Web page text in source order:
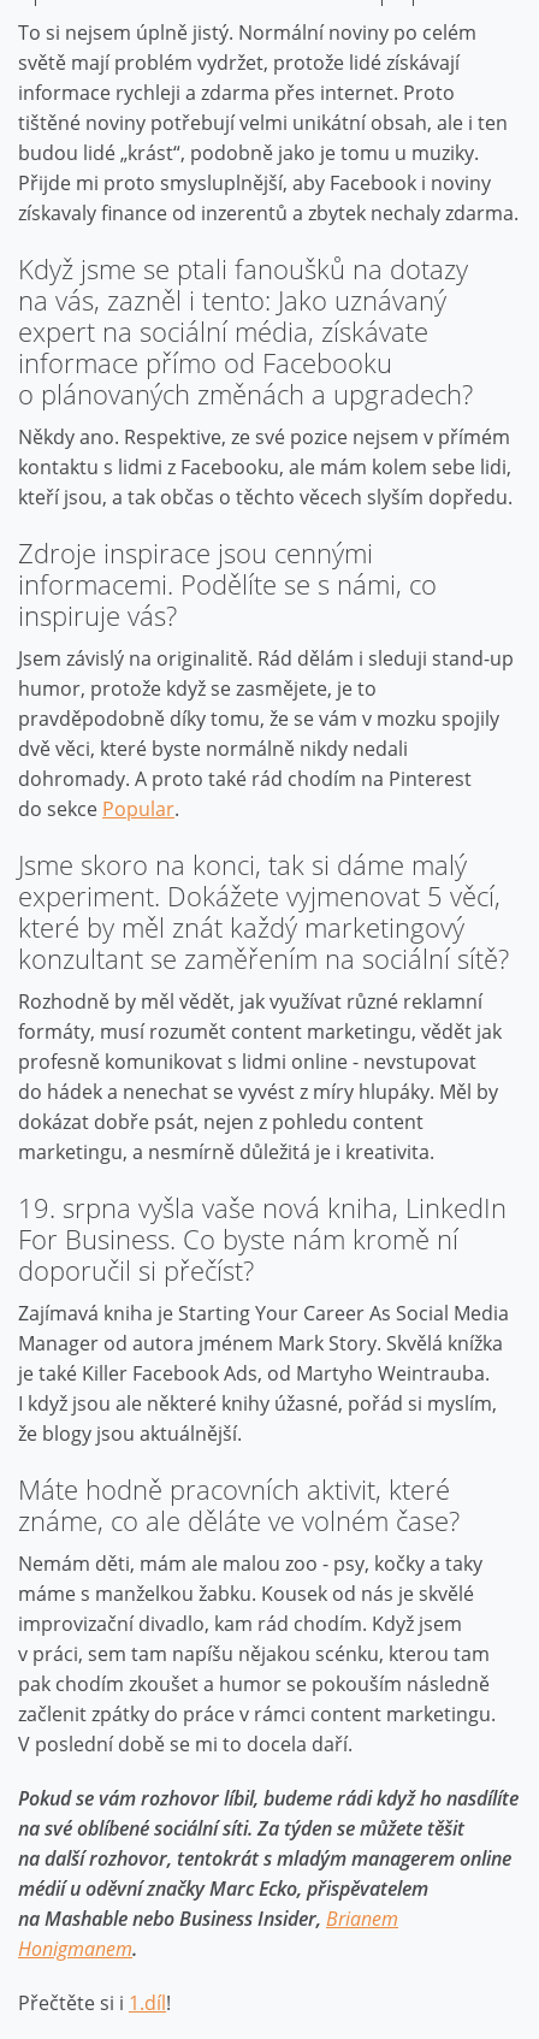
To si nejsem úplně jistý. Normální noviny po celém
světě mají problém vydržet, protože lidé získávají
informace rychleji a zdarma přes internet. Proto
tištěné noviny potřebují velmi unikátní obsah, ale i ten
budou lidé „krást“, podobně jako je tomu u muziky.
Přijde mi proto smysluplnější, aby Facebook i noviny
získavaly finance od inzerentů a zbytek nechaly zdarma.
Když jsme se ptali fanoušků na dotazy
na vás, zazněl i tento: Jako uznávaný
expert na sociální média, získávate
informace přímo od Facebooku
o plánovaných změnách a upgradech?
Někdy ano. Respektive, ze své pozice nejsem v přímém
kontaktu s lidmi z Facebooku, ale mám kolem sebe lidi,
kteří jsou, a tak občas o těchto věcech slyším dopředu.
Zdroje inspirace jsou cennými
informacemi. Podělíte se s námi, co
inspiruje vás?
Jsem závislý na originalitě. Rád dělám i sleduji stand-up
humor, protože když se zasmějete, je to
pravděpodobně díky tomu, že se vám v mozku spojily
dvě věci, které byste normálně nikdy nedali
dohromady. A proto také rád chodím na Pinterest
do sekce Popular.
Jsme skoro na konci, tak si dáme malý
experiment. Dokážete vyjmenovat 5 věcí,
které by měl znát každý marketingový
konzultant se zaměřením na sociální sítě?
Rozhodně by měl vědět, jak využívat různé reklamní
formáty, musí rozumět content marketingu, vědět jak
profesně komunikovat s lidmi online - nevstupovat
do hádek a nenechat se vyvést z míry hlupáky. Měl by
dokázat dobře psát, nejen z pohledu content
marketingu, a nesmírně důležitá je i kreativita.
19. srpna vyšla vaše nová kniha, LinkedIn
For Business. Co byste nám kromě ní
doporučil si přečíst?
Zajímavá kniha je Starting Your Career As Social Media
Manager od autora jménem Mark Story. Skvělá knížka
je také Killer Facebook Ads, od Martyho Weintrauba.
I když jsou ale některé knihy úžasné, pořád si myslím,
že blogy jsou aktuálnější.
Máte hodně pracovních aktivit, které
známe, co ale děláte ve volném čase?
Nemám děti, mám ale malou zoo - psy, kočky a taky
máme s manželkou žabku. Kousek od nás je skvělé
improvizační divadlo, kam rád chodím. Když jsem
v práci, sem tam napíšu nějakou scénku, kterou tam
pak chodím zkoušet a humor se pokouším následně
začlenit zpátky do práce v rámci content marketingu.
V poslední době se mi to docela daří.
Pokud se vám rozhovor líbil, budeme rádi když ho nasdílíte
na své oblíbené sociální síti. Za týden se můžete těšit
na další rozhovor, tentokrát s mladým managerem online
médií u oděvní značky Marc Ecko, přispěvatelem
na Mashable nebo Business Insider, Brianem
Honigmanem.
Přečtěte si i 1.díl!